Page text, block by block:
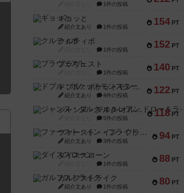
1件の投稿
154 PT
ギョッと
紹介文あり 1件の投稿
152 PT
クルティボ
1件の投稿
140 PT
ブラヴェスト
1件の投稿
122 PT
ドブル：ポケットモンスター
紹介文あり 4件の投稿
118 PT
ジャンヌ・ダルク-オルレアン ドロー＆ライト
5件の投稿
94 PT
ファースト・イン・フライト
紹介文あり 3件の投稿
88 PT
ダイススローン
1件の投稿
80 PT
ガルフストライク
紹介文あり 1件の投稿